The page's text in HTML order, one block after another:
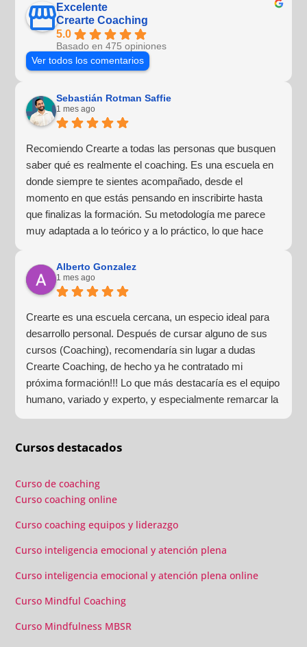
Excelente
Crearte Coaching
5.0
Basado en 475 opiniones
Ver todos los comentarios
Sebastián Rotman Saffie
1 mes ago
Recomiendo Crearte a todas las personas que busquen
saber qué es realmente el coaching. Es una escuela en
donde siempre te sientes acompañado, desde el
momento en que estás pensando en inscribirte hasta
que finalizas la formación. Su metodología me parece
muy adaptada a lo teórico y a lo práctico, lo que hace
¡Para mí fue una excelente experiencia!
Alberto Gonzalez
1 mes ago
Crearte es una escuela cercana, un especio ideal para
desarrollo personal. Después de cursar alguno de sus
cursos (Coaching), recomendaría sin lugar a dudas
Crearte Coaching, de hecho ya he contratado mi
próxima formación!!! Lo que más destacaría es el equipo
humano, variado y experto, y especialmente remarcar la
añadido con multitud de formaciones, seminarios y
gran liderazgo de Beatriz Ricondo!!!
Cursos destacados
Curso de coaching
Curso coaching online
Curso coaching equipos y liderazgo
Curso inteligencia emocional y atención plena
Curso inteligencia emocional y atención plena online
Curso Mindful Coaching
Curso Mindfulness MBSR